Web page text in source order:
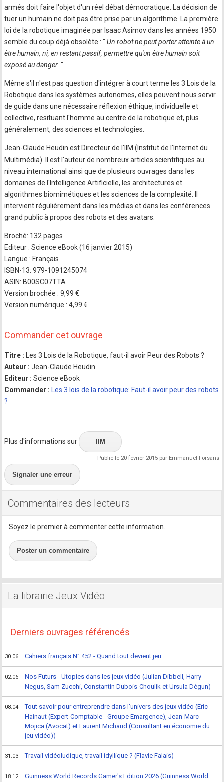
armés doit faire l'objet d'un réel débat démocratique. La décision de
tuer un humain ne doit pas être prise par un algorithme. La première
loi de la robotique imaginée par Isaac Asimov dans les années 1950
semble du coup déjà obsolète : " Un robot ne peut porter atteinte à un
être humain, ni, en restant passif, permettre qu'un être humain soit
exposé au danger."
Même s'il n'est pas question d'intégrer à court terme les 3 Lois de la
Robotique dans les systèmes autonomes, elles peuvent nous servir
de guide dans une nécessaire réflexion éthique, individuelle et
collective, resituant l'homme au centre de la robotique et, plus
généralement, des sciences et technologies.
Jean-Claude Heudin est Directeur de l'IIM (Institut de l'Internet du
Multimédia). Il est l'auteur de nombreux articles scientifiques au
niveau international ainsi que de plusieurs ouvrages dans les
domaines de l'Intelligence Artificielle, les architectures et
algorithmes biomimétiques et les sciences de la complexité. Il
intervient régulièrement dans les médias et dans les conférences
grand public à propos des robots et des avatars.
Broché: 132 pages
Editeur : Science eBook (16 janvier 2015)
Langue : Français
ISBN-13: 979-1091245074
ASIN: B00SC07TTA
Version brochée : 9,99 €
Version numérique : 4,99 €
Commander cet ouvrage
Titre :
Les 3 Lois de la Robotique, faut-il avoir Peur des Robots ?
Auteur :Jean-Claude Heudin
Editeur :Science eBook
Commander : Les 3 lois de la robotique: Faut-il avoir peur des robots
?
Plus d'informations sur IIM
Publié le 20 février 2015 par Emmanuel Forsans
Signaler une erreur
Commentaires des lecteurs
Soyez le premier à commenter cette information.
Poster un commentaire
La librairie Jeux Vidéo
Derniers ouvrages référencés
30.06 Cahiers français N° 452 - Quand tout devient jeu
02.06
Nos Futurs - Utopies dans les jeux vidéo (Julian Dibbell, Harry
Negus, Sam Zucchi, Constantin Dubois-Choulik et Ursula Dégun)
08.04
Tout savoir pour entreprendre dans l'univers des jeux vidéo (Eric
Hainaut (Expert-Comptable - Groupe Emargence), Jean-Marc
Mojica (Avocat) et Laurent Michaud (Consultant en économie du
jeu vidéo))
31.03 Travail vidéoludique, travail idyllique ? (Flavie Falais)
18.12
Guinness World Records Gamer's Edition 2026 (Guinness World